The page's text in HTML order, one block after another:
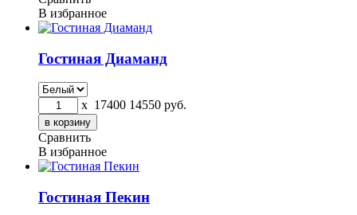
В избранное
Гостиная Диаманд
x 17400 14550 руб.
Сравнить
В избранное
Гостиная Пекин